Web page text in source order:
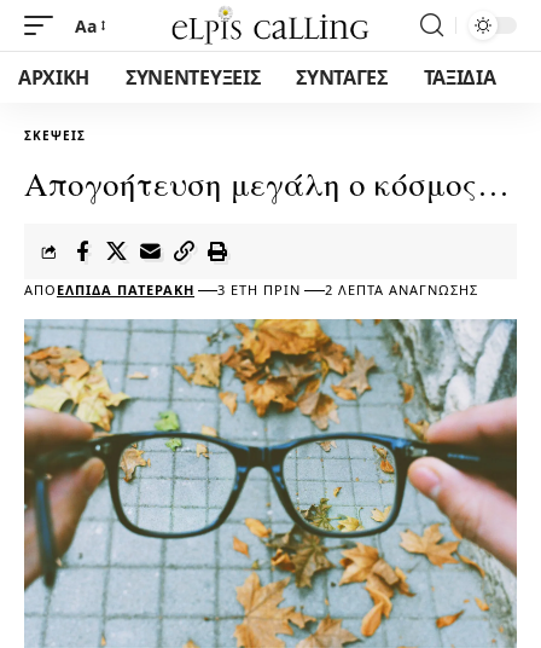
Aa
ΑΡΧΙΚΗ ΣΥΝΕΝΤΕΥΞΕΙΣ ΣΥΝΤΑΓΕΣ ΤΑΞΙΔΙΑ
ΣΚΈΨΕΙΣ
Απογοήτευση μεγάλη ο κόσμος…
ΑΠΌ ΕΛΠΊΔΑ ΠΑΤΕΡΆΚΗ 3 ΈΤΗ ΠΡΙΝ 2 ΛΕΠΤΆ ΑΝΆΓΝΩΣΗΣ